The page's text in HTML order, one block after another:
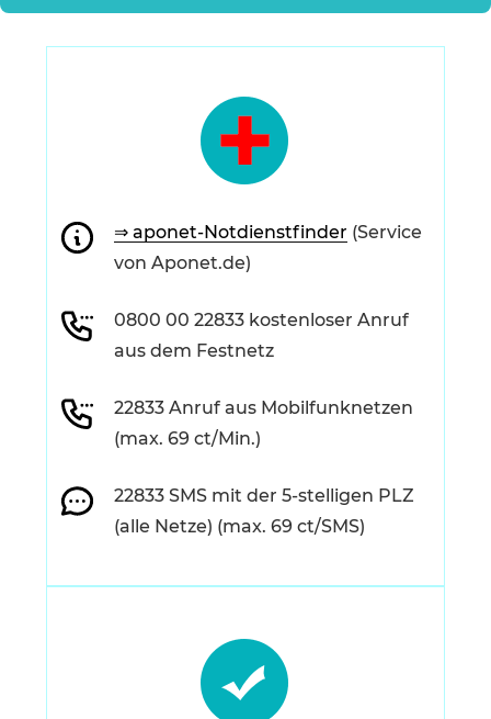
⇒ aponet-Notdienstfinder (Service
von Aponet.de)
0800 00 22833 kostenloser Anruf
aus dem Festnetz
22833 Anruf aus Mobilfunknetzen
(max. 69 ct/Min.)
22833 SMS mit der 5-stelligen PLZ
(alle Netze) (max. 69 ct/SMS)